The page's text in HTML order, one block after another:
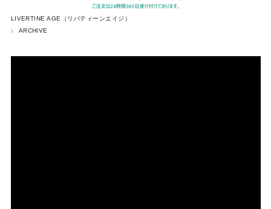
LIVERTINE AGE（リバティーンエイジ）
ARCHIVE